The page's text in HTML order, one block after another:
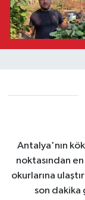
Antalya'nın
noktasından en
okurlarına
son dakika